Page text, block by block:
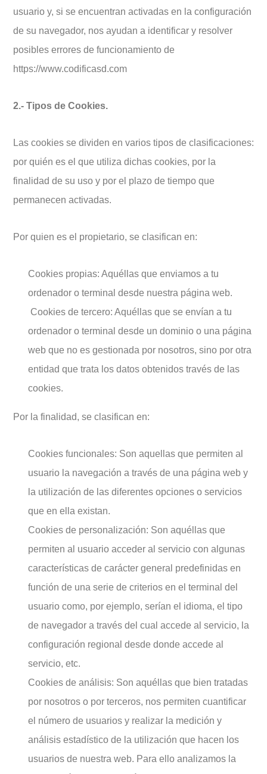
usuario y, si se encuentran activadas en la configuración
de su navegador, nos ayudan a identificar y resolver
posibles errores de funcionamiento de
https://www.codificasd.com
2.- Tipos de Cookies.
Las cookies se dividen en varios tipos de clasificaciones:
por quién es el que utiliza dichas cookies, por la
finalidad de su uso y por el plazo de tiempo que
permanecen activadas.
Por quien es el propietario, se clasifican en:
Cookies propias: Aquéllas que enviamos a tu
ordenador o terminal desde nuestra página web.
Cookies de tercero: Aquéllas que se envían a tu
ordenador o terminal desde un dominio o una página
web que no es gestionada por nosotros, sino por otra
entidad que trata los datos obtenidos través de las
cookies.
Por la finalidad, se clasifican en:
Cookies funcionales: Son aquellas que permiten al
usuario la navegación a través de una página web y
la utilización de las diferentes opciones o servicios
que en ella existan.
Cookies de personalización: Son aquéllas que
permiten al usuario acceder al servicio con algunas
características de carácter general predefinidas en
función de una serie de criterios en el terminal del
usuario como, por ejemplo, serían el idioma, el tipo
de navegador a través del cual accede al servicio, la
configuración regional desde donde accede al
servicio, etc.
Cookies de análisis: Son aquéllas que bien tratadas
por nosotros o por terceros, nos permiten cuantificar
el número de usuarios y realizar la medición y
análisis estadístico de la utilización que hacen los
usuarios de nuestra web. Para ello analizamos la